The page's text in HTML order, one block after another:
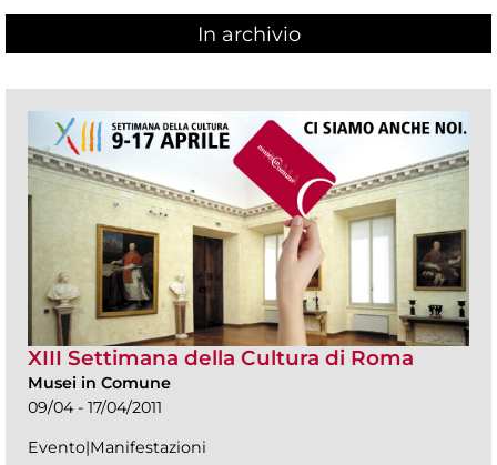
In archivio
XIII Settimana della Cultura di Roma
Musei in Comune
09/04 - 17/04/2011
Evento|Manifestazioni